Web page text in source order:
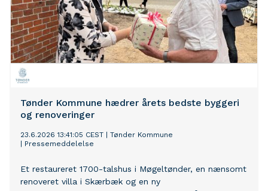
Tønder Kommune hædrer årets bedste byggeri
og renoveringer
23.6.2026 13:41:05 CEST
Tønder Kommune
Pressemeddelelse
Et restaureret 1700-talshus i Møgeltønder, en nænsomt
renoveret villa i Skærbæk og en ny